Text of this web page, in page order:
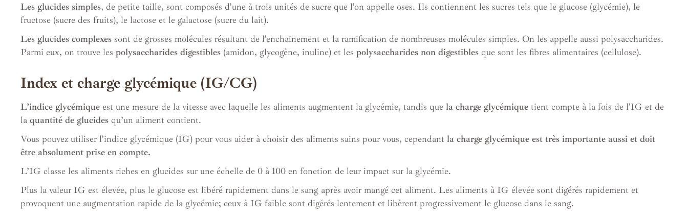
Les glucides simples, de petite taille, sont composés d’une à trois unités de sucre que l’on appelle oses. Ils contiennent les sucres tels que le glucose (glycémie), le
fructose (sucre des fruits), le lactose et le galactose (sucre du lait).
Les glucides complexes sont de grosses molécules résultant de l’enchaînement et la ramification de nombreuses molécules simples. On les appelle aussi polysaccharides.
Parmi eux, on trouve les polysaccharides digestibles (amidon, glycogène, inuline) et les polysaccharides non digestibles que sont les fibres alimentaires (cellulose).
Index et charge glycémique (IG/CG)
L’indice glycémique est une mesure de la vitesse avec laquelle les aliments augmentent la glycémie, tandis que la charge glycémique tient compte à la fois de l’IG et de
la quantité de glucides qu’un aliment contient.
Vous pouvez utiliser l’indice glycémique (IG) pour vous aider à choisir des aliments sains pour vous, cependant la charge glycémique est très importante aussi et doit
être absolument prise en compte.
L’IG classe les aliments riches en glucides sur une échelle de 0 à 100 en fonction de leur impact sur la glycémie.
Plus la valeur IG est élevée, plus le glucose est libéré rapidement dans le sang après avoir mangé cet aliment. Les aliments à IG élevée sont digérés rapidement et
provoquent une augmentation rapide de la glycémie; ceux à IG faible sont digérés lentement et libèrent progressivement le glucose dans le sang.